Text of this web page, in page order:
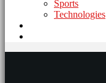
Sports
Technologies